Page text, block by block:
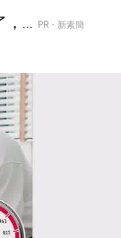
，... PR・新素簡